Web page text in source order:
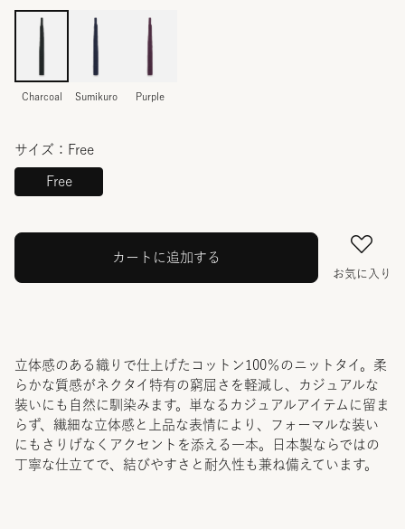
Charcoal Sumikuro Purple
サイズ：Free
Free
カートに追加する
お気に入り
立体感のある織りで仕上げたコットン100％のニットタイ。柔
らかな質感がネクタイ特有の窮屈さを軽減し、カジュアルな
装いにも自然に馴染みます。単なるカジュアルアイテムに留ま
らず、繊細な立体感と上品な表情により、フォーマルな装い
にもさりげなくアクセントを添える一本。日本製ならではの
丁寧な仕立てで、結びやすさと耐久性も兼ね備えています。